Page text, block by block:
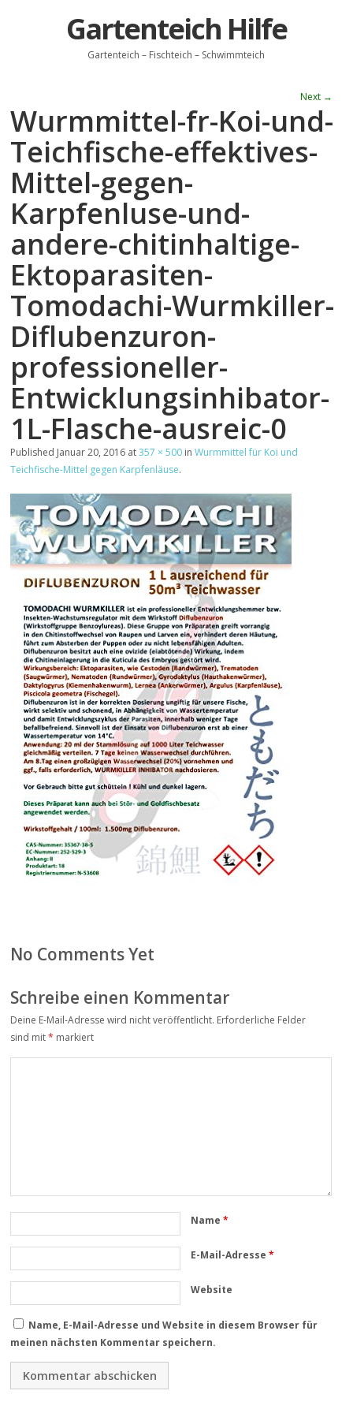
Gartenteich Hilfe
Gartenteich – Fischteich – Schwimmteich
Next →
Wurmmittel-fr-Koi-und-
Teichfische-effektives-
Mittel-gegen-
Karpfenluse-und-
andere-chitinhaltige-
Ektoparasiten-
Tomodachi-Wurmkiller-
Diflubenzuron-
professioneller-
Entwicklungsinhibator-
1L-Flasche-ausreic-0
Published Januar 20, 2016 at357 × 500 inWurmmittel für Koi und
Teichfische-Mittel gegen Karpfenläuse.
No Comments Yet
Schreibe einen Kommentar
Deine E-Mail-Adresse wird nicht veröffentlicht. Erforderliche Felder
sind mit* markiert
Name*
E-Mail-Adresse*
Website
Name, E-Mail-Adresse und Website in diesem Browser für
meinen nächsten Kommentar speichern.